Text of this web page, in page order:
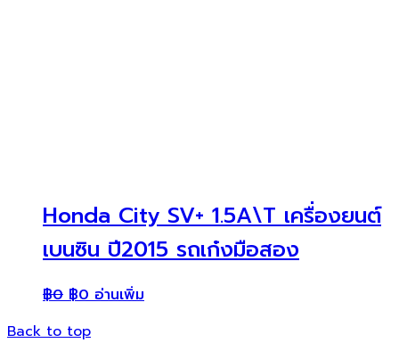
Honda City SV+ 1.5A\T เครื่องยนต์
เบนซิน ปี2015 รถเก๋งมือสอง
฿0 ฿0 อ่านเพิ่ม
Back to top